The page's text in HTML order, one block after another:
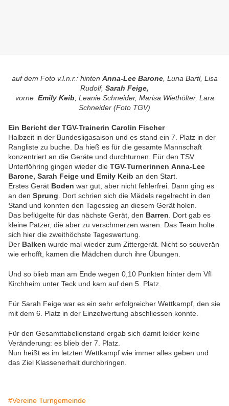
auf dem Foto v.l.n.r.: hinten Anna-Lee Barone, Luna Bartl, Lisa
Rudolf, Sarah Feige,
vorne Emily Keib, Leanie Schneider, Marisa Wiethölter, Lara
Schneider (Foto TGV)
Ein Bericht der TGV-Trainerin Carolin Fischer
Halbzeit in der Bundesligasaison und es stand ein 7. Platz in der
Rangliste zu buche. Da hieß es für die gesamte Mannschaft
konzentriert an die Geräte und durchturnen. Für den TSV
Unterföhring gingen wieder die TGV-Turnerinnen Anna-Lee
Barone, Sarah Feige und Emily Keib an den Start.
Erstes Gerät Boden war gut, aber nicht fehlerfrei. Dann ging es
an den Sprung . Dort schrien sich die Mädels regelrecht in den
Stand und konnten den Tagessieg an diesem Gerät holen.
Das beflügelte für das nächste Gerät, den Barren . Dort gab es
kleine Patzer, die aber zu verschmerzen waren. Das Team holte
sich hier die zweithöchste Tageswertung.
Der Balken wurde mal wieder zum Zittergerät. Nicht so souverän
wie erhofft, kamen die Mädchen durch ihre Übungen.
Und so blieb man am Ende wegen 0,10 Punkten hinter dem Vfl
Kirchheim unter Teck und kam auf den 5. Platz.
Für Sarah Feige war es ein sehr erfolgreicher Wettkampf, den sie
mit dem 6. Platz in der Einzelwertung abschliessen konnte.
Für den Gesamttabellenstand ergab sich damit leider keine
Veränderung: es blieb der 7. Platz.
Nun heißt es im letzten Wettkampf wie immer alles geben und
das Ziel Klassenerhalt durchbringen.
#Vereine Turngemeinde